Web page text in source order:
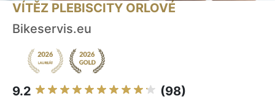
VÍTĚZ PLEBISCITY ORLOVÉ
Bikeservis.eu
9.2 (98)